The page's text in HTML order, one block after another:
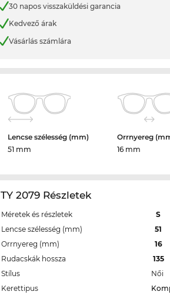
30 napos visszaküldési garancia
Kedvező árak
Vásárlás számlára
Lencse szélesség (mm)
51 mm
Orrnyereg
16 mm
TY 2079 Részletek
Méretek és részletek
S
Lencse szélesség (mm)
51
Orrnyereg (mm)
16
Rudacskák hossza
135
Stílus
Női
Kerettipus